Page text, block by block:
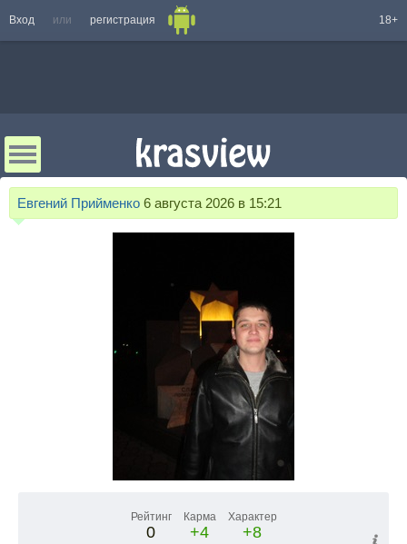
Вход или регистрация 18+
Евгений Прийменко 6 августа 2026 в 15:21
Рейтинг
0
Карма
+4
Характер
+8